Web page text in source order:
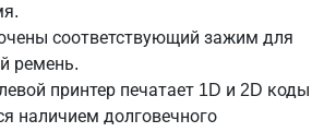
соответствующий зажим для
ремень.
принтер печатает 1D и 2D коды
наличием долговечного